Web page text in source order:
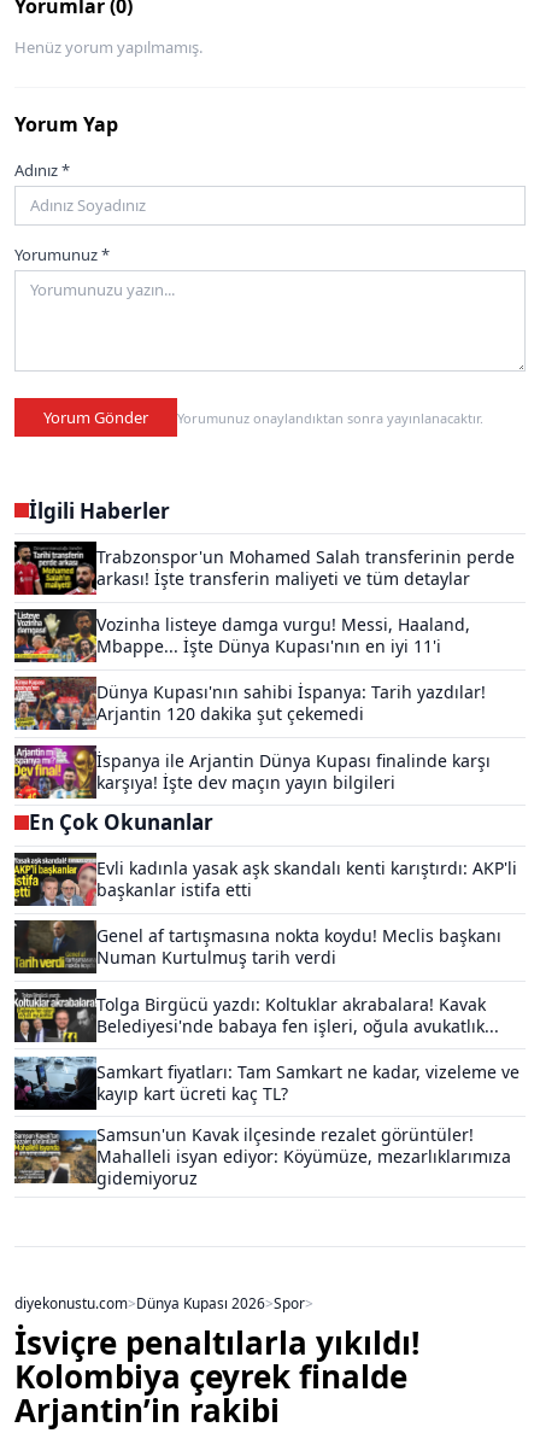
Yorumlar (0)
Henüz yorum yapılmamış.
Yorum Yap
Adınız *
Yorumunuz *
Yorum Gönder Yorumunuz onaylandıktan sonra yayınlanacaktır.
İlgili Haberler
Trabzonspor'un Mohamed Salah transferinin perde
arkası! İşte transferin maliyeti ve tüm detaylar
Vozinha listeye damga vurgu! Messi, Haaland,
Mbappe... İşte Dünya Kupası'nın en iyi 11'i
Dünya Kupası'nın sahibi İspanya: Tarih yazdılar!
Arjantin 120 dakika şut çekemedi
İspanya ile Arjantin Dünya Kupası finalinde karşı
karşıya! İşte dev maçın yayın bilgileri
En Çok Okunanlar
Evli kadınla yasak aşk skandalı kenti karıştırdı: AKP'li
başkanlar istifa etti
Genel af tartışmasına nokta koydu! Meclis başkanı
Numan Kurtulmuş tarih verdi
Tolga Birgücü yazdı: Koltuklar akrabalara! Kavak
Belediyesi'nde babaya fen işleri, oğula avukatlık...
Samkart fiyatları: Tam Samkart ne kadar, vizeleme ve
kayıp kart ücreti kaç TL?
Samsun'un Kavak ilçesinde rezalet görüntüler!
Mahalleli isyan ediyor: Köyümüze, mezarlıklarımıza
gidemiyoruz
diyekonustu.com>Dünya Kupası 2026>Spor>
İsviçre penaltılarla yıkıldı!
Kolombiya çeyrek finalde
Arjantin’in rakibi